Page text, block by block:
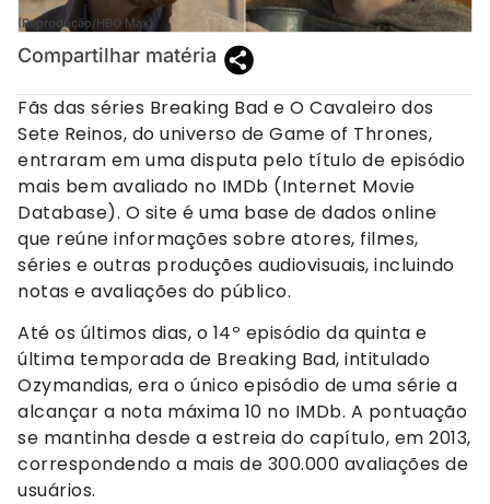
(Reprodução/HBO Max)
Compartilhar matéria
Fãs das séries Breaking Bad e O Cavaleiro dos
Sete Reinos, do universo de Game of Thrones,
entraram em uma disputa pelo título de episódio
mais bem avaliado no IMDb (Internet Movie
Database). O site é uma base de dados online
que reúne informações sobre atores, filmes,
séries e outras produções audiovisuais, incluindo
notas e avaliações do público.
Até os últimos dias, o 14º episódio da quinta e
última temporada de Breaking Bad, intitulado
Ozymandias, era o único episódio de uma série a
alcançar a nota máxima 10 no IMDb. A pontuação
se mantinha desde a estreia do capítulo, em 2013,
correspondendo a mais de 300.000 avaliações de
usuários.